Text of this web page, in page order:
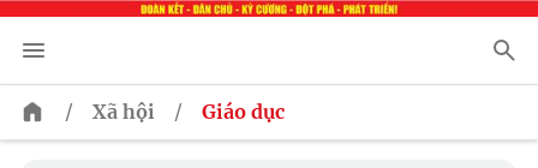
/ Xã hội / Giáo dục